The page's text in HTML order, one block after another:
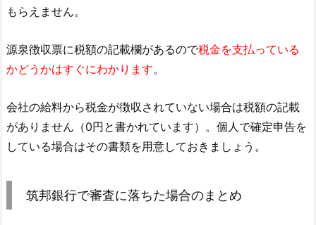
もらえません。
源泉徴収票に税額の記載欄があるので税金を支払っている
かどうかはすぐにわかります。
会社の給料から税金が徴収されていない場合は税額の記載
がありません（0円と書かれています）。個人で確定申告を
している場合はその書類を用意しておきましょう。
筑邦銀行で審査に落ちた場合のまとめ